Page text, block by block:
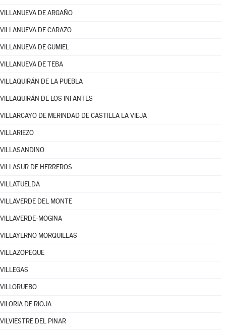
VILLANUEVA DE ARGAÑO
VILLANUEVA DE CARAZO
VILLANUEVA DE GUMIEL
VILLANUEVA DE TEBA
VILLAQUIRÁN DE LA PUEBLA
VILLAQUIRÁN DE LOS INFANTES
VILLARCAYO DE MERINDAD DE CASTILLA LA VIEJA
VILLARIEZO
VILLASANDINO
VILLASUR DE HERREROS
VILLATUELDA
VILLAVERDE DEL MONTE
VILLAVERDE-MOGINA
VILLAYERNO MORQUILLAS
VILLAZOPEQUE
VILLEGAS
VILLORUEBO
VILORIA DE RIOJA
VILVIESTRE DEL PINAR